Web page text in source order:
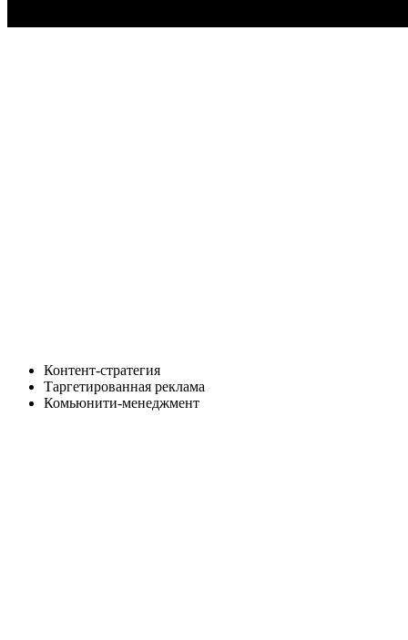
Контент-стратегия
Таргетированная реклама
Комьюнити-менеджмент